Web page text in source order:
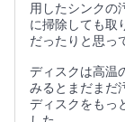
用したシンクの
に掃除しても取
だったりと思っ
ディスクは高温
みるとまだまだ
ディスクをもっ